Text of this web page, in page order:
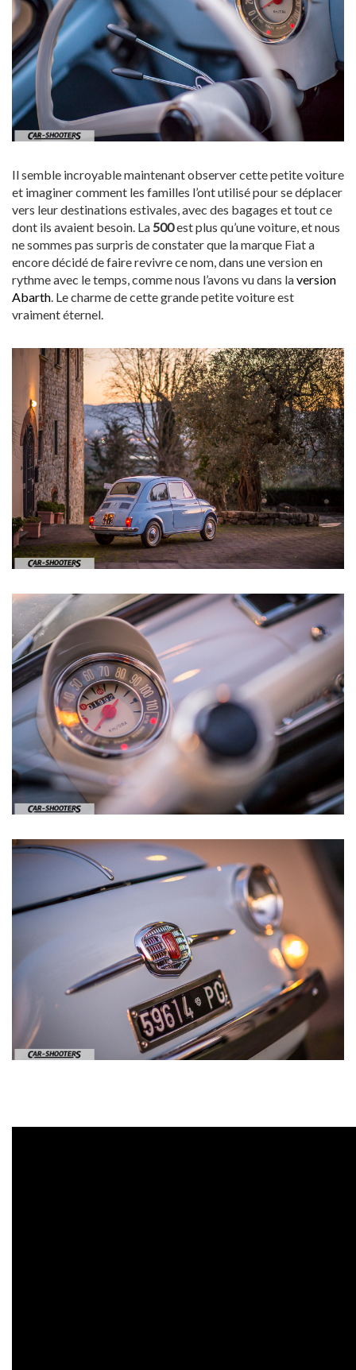
Il semble incroyable maintenant observer cette petite voiture
et imaginer comment les familles l’ont utilisé pour se déplacer
vers leur destinations estivales, avec des bagages et tout ce
dont ils avaient besoin. La 500est plus qu’une voiture, et nous
ne sommes pas surpris de constater que la marque Fiat a
encore décidé de faire revivre ce nom, dans une version en
rythme avec le temps, comme nous l’avons vu dans laversion
Abarth. Le charme de cette grande petite voiture est
vraiment éternel.